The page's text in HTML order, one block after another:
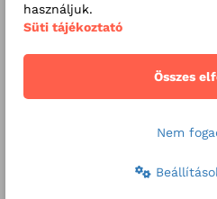
használjuk.
Süti tájékoztató
Összes
Nem